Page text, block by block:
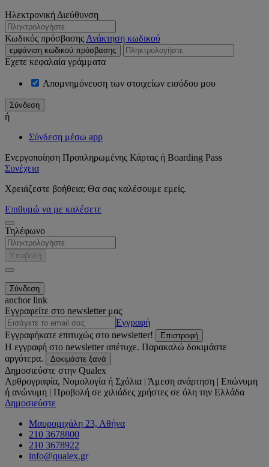
Ηλεκτρονική Διεύθυνση
Κωδικός πρόσβασης Ανάκτηση κωδικού
εμφάνιση κωδικού πρόσβασης
Εχετε κεφαλαία γράμματα
Απομνημόνευση των στοιχείων εισόδου μου
ή
Σύνδεση μέσω app
Ενεργοποίηση Προπληρωμένης Κάρτας ή Boarding Pass
Συνέχεια
Χρειάζεστε βοήθεια; Θα σας καλέσουμε εμείς.
Επιθυμώ να με καλέσετε
Τηλέφωνο
Υποβολή
anchor link
Εγγραφείτε στο newsletter μας
Εγγραφή
Εγγραφήκατε επιτυχώς στο newsletter!
Επιστροφή
Η εγγραφή στο newsletter απέτυχε. Παρακαλώ δοκιμάστε
αργότερα.
Δοκιμάστε ξανά
Δημοσιεύστε στην Qualex
Αρθρογραφία, Νομολογία ή Σχόλια | Άμεση ανάρτηση | Επώνυμη
ή ανώνυμη | Προβολή σε χιλιάδες χρήστες σε όλη την Ελλάδα
Δημοσιεύστε
Μαυρομιχάλη 23, Αθήνα
210 3678800
210 3678922
info@qualex.gr